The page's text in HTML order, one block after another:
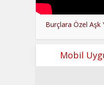
Burçlara Özel Aşk
Mobil